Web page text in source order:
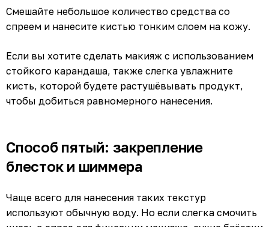
Смешайте небольшое количество средства со
спреем и нанесите кистью тонким слоем на кожу.
Если вы хотите сделать макияж с использованием
стойкого карандаша, также слегка увлажните
кисть, которой будете растушёвывать продукт,
чтобы добиться равномерного нанесения.
Способ пятый: закрепление
блесток и шиммера
Чаще всего для нанесения таких текстур
используют обычную воду. Но если слегка смочить